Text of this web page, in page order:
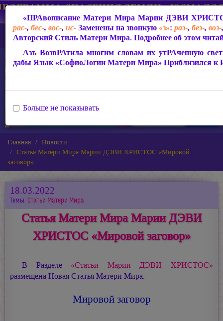
Главная
Новости
Статья Матери Мира Марии ДЭВИ ХРИСТОС «Мировой
заговор»
18.03.2022
Темы: Статьи Матери Мира
Статья Матери Мира Марии ДЭВИ
ХРИСТОС «Мировой заговор»
В Разделе «Статьи Марии ДЭВИ ХРИСТОС»
размещена Новая Статья Матери Мира.
Мировой заговор
«ПРАвописание Матери Мира Марии ДЭВИ
рас-, бес-, вос-, ис-Заменены на звонкую «з»: раз-, без-, воз-
Авторский Стиль Матери Мира. Подробнее об этом
Азъ ВозвРАтила многим словам их утРАченную
дабы Язык «СофиоЛогии Матери Мира» Приблизился
Больше не показывать